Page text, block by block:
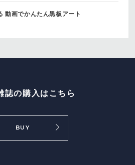
動画でかんたん黒板アート
誌の購入はこちら
BUY